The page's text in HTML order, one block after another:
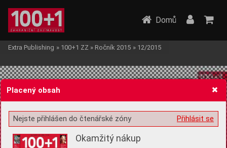
Žádost o souhlas s ukládáním volitelných informací
Domů
Extra Publishing » 100+1 ZZ » Ročník 2015 » 12/2015
Placený obsah
Přihlásit se
Nejste přihlášen do čtenářské zóny
Okamžitý nákup